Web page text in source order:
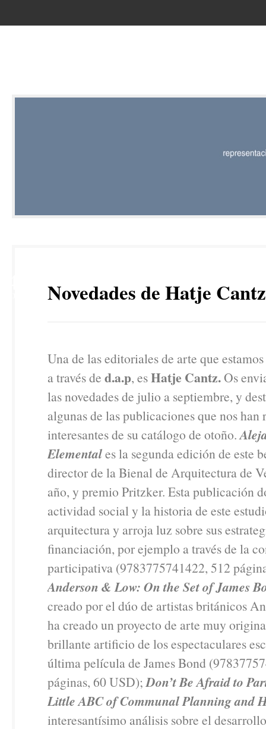
Novedades de Hatje
Una de las editoriales de arte que
a través de d.a.p, esHatje Cantz.Os
las novedades de julio a septiembre, y
algunas de las publicaciones que nos han
interesantes de su catálogo de otoño.
Elementales la segunda edición de este
director de la Bienal de Arquitectura de
año, y premio Pritzker. Esta publicación
actividad social y la historia de este
arquitectura y arroja luz sobre sus
financiación, por ejemplo a través de la
participativa (9783775741422, 512
Anderson & Low: On the Set of James
creado por el dúo de artistas británicos
ha creado un proyecto de arte muy
brillante artificio de los espectaculares
última película de James Bond
páginas, 60 USD);Don’t Be Afraid to
Little ABC of Communal Planning and
interesantísimo análisis sobre el